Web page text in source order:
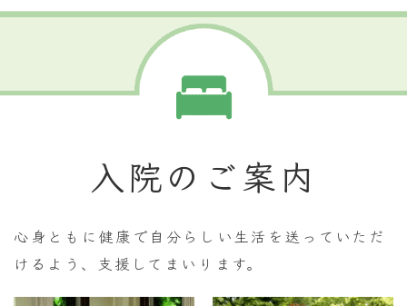
入院のご案内
心身ともに健康で自分らしい生活を送っていただ
けるよう、支援してまいります。